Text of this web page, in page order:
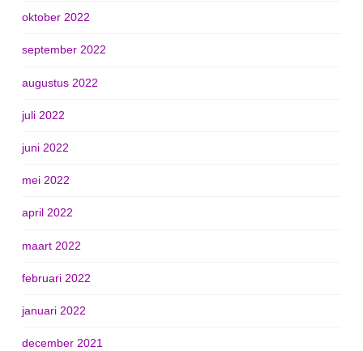
oktober 2022
september 2022
augustus 2022
juli 2022
juni 2022
mei 2022
april 2022
maart 2022
februari 2022
januari 2022
december 2021